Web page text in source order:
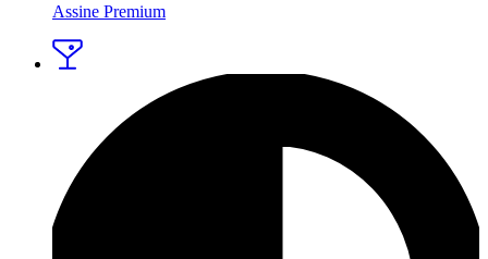
Assine Premium